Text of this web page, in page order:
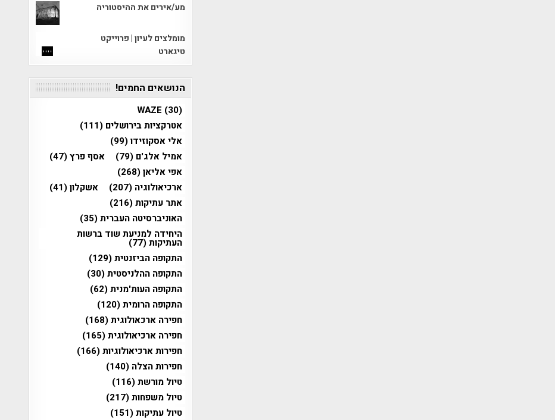
מע/אירים את ההיסטוריה
מומלצים לעיון | פרוייקט
טיגארט
הנושאים החמים!
WAZE (30)
אטרקציות בירושלים (111)
אלי אסקוזידו(99)
אמיל אלג'ם (79) אסף פרץ(47)
אפי אליאן(268)
ארכיאולוגיה (207) אשקלון(41)
אתר עתיקות(216)
האוניברסיטה העברית(35)
היחידה למניעת שוד ברשות
העתיקות(77)
התקופה הביזנטית(129)
התקופה ההלניסטית(30)
התקופה העות'מנית(62)
התקופה הרומית(120)
חפירה ארכאולוגית(168)
חפירה ארכיאולוגית(165)
חפירות ארכיאולוגיות(166)
חפירות הצלה (140)
טיול מורשת(116)
טיול משפחות(217)
טיול עתיקות(151)